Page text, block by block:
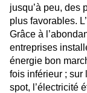
jusqu’à peu, des
plus favorables.
Grâce à
entreprises
énergie bon
fois inférieur ; sur
spot, l’électricité